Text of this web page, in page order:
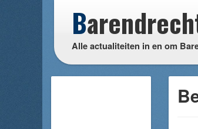
B
Alle actualiteiten in en om